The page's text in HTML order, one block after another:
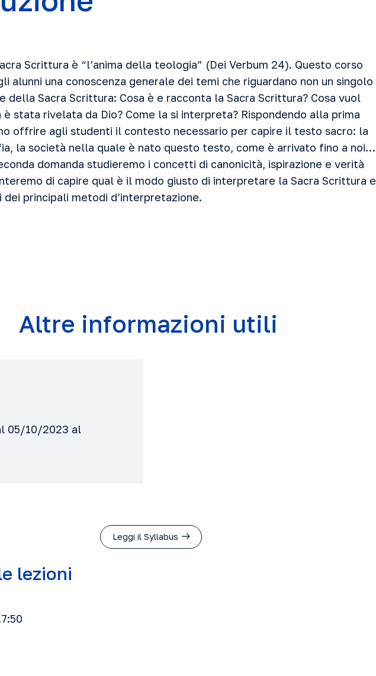
Scrittura è “l’anima della teologia” (Dei Verbum 24). Questo corso
alunni una conoscenza generale dei temi che riguardano non un singolo
della Sacra Scrittura: Cosa è e racconta la Sacra Scrittura? Cosa vuol
è stata rivelata da Dio? Come la si interpreta? Rispondendo alla prima
offrire agli studenti il contesto necessario per capire il testo sacro: la
la società nella quale è nato questo testo, come è arrivato fino a noi…
domanda studieremo i concetti di canonicità, ispirazione e verità
di capire qual è il modo giusto di interpretare la Sacra Scrittura e
dei principali metodi d’interpretazione.
Altre informazioni utili
05/10/2023 al
Leggi il Syllabus
lezioni